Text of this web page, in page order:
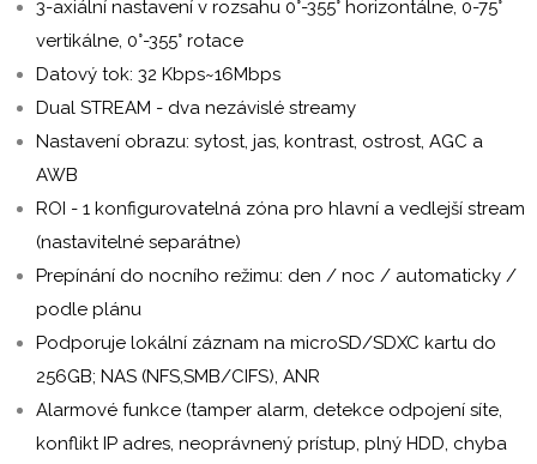
3-axiální nastavení v rozsahu 0°-355° horizontálne, 0-75°
vertikálne, 0°-355° rotace
Datový tok: 32 Kbps~16Mbps
Dual STREAM - dva nezávislé streamy
Nastavení obrazu: sytost, jas, kontrast, ostrost, AGC a
AWB
ROI - 1 konfigurovatelná zóna pro hlavní a vedlejší stream
(nastavitelné separátne)
Prepínání do nocního režimu: den / noc / automaticky /
podle plánu
Podporuje lokální záznam na microSD/SDXC kartu do
256GB; NAS (NFS,SMB/CIFS), ANR
Alarmové funkce (tamper alarm, detekce odpojení síte,
konflikt IP adres, neoprávnený prístup, plný HDD, chyba